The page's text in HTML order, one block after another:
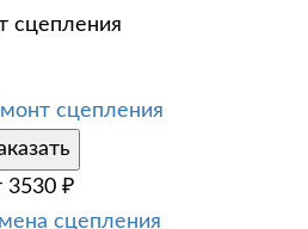
сцепления
сцепления
3530 ₽
сцепления